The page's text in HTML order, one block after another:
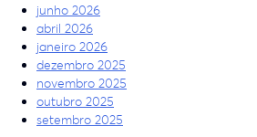
junho 2026
abril 2026
janeiro 2026
dezembro 2025
novembro 2025
outubro 2025
setembro 2025